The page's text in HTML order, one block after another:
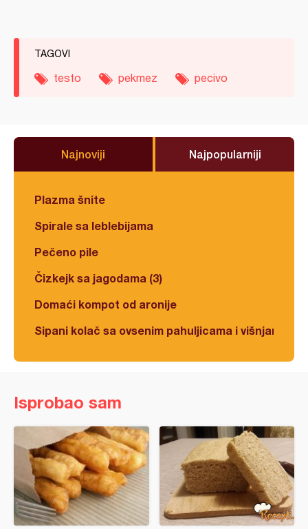
TAGOVI
testo pekmez pecivo
Najnoviji Najpopularniji
Plazma šnite
Spirale sa leblebijama
Pečeno pile
Čizkejk sa jagodama (3)
Domaći kompot od aronije
Sipani kolač sa ovsenim pahuljicama i višnjama
Isprobao sam